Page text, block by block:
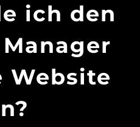
ich den
Website